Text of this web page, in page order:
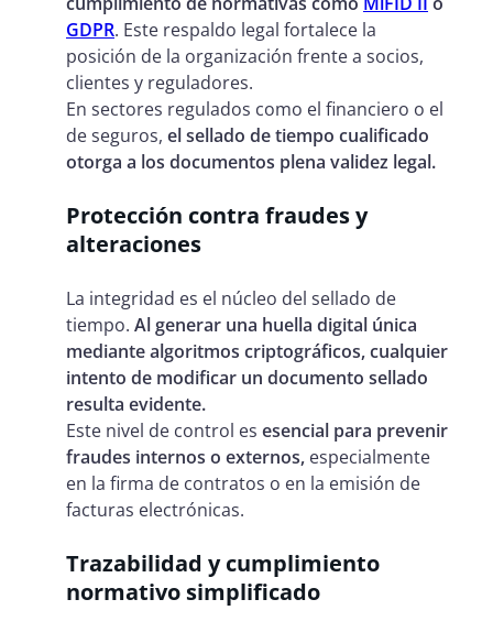
GDPR. Este respaldo legal fortalece la
posición de la organización frente a socios,
clientes y reguladores.
En sectores regulados como el financiero o el
de seguros, el sellado de tiempo cualificado
otorga a los documentos plena validez legal.
Protección contra fraudes y
alteraciones
La integridad es el núcleo del sellado de
tiempo. Al generar una huella digital única
mediante algoritmos criptográficos, cualquier
intento de modificar un documento sellado
resulta evidente.
Este nivel de control es esencial para prevenir
fraudes internos o externos, especialmente
en la firma de contratos o en la emisión de
facturas electrónicas.
Trazabilidad y cumplimiento
normativo simplificado